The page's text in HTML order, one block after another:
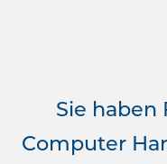
Sie haben
Computer